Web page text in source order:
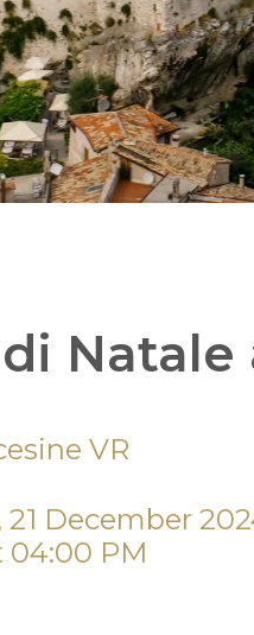
Natale
VR
04:00 PM